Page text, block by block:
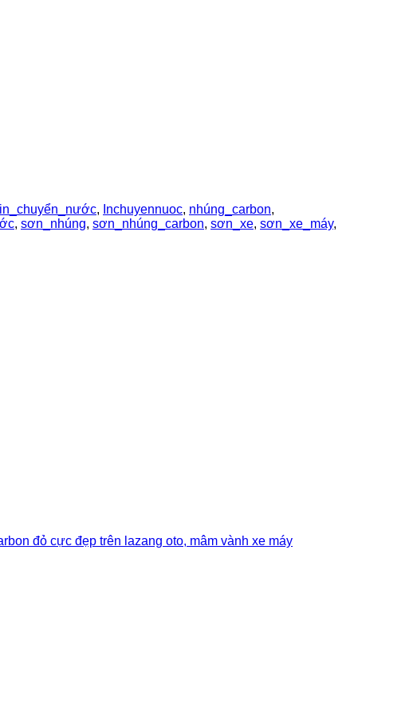
in_chuyển_nước, Inchuyennuoc, nhúng_carbon,
, sơn_nhúng, sơn_nhúng_carbon, sơn_xe, sơn_xe_máy,
đỏ cực đẹp trên lazang oto, mâm vành xe máy